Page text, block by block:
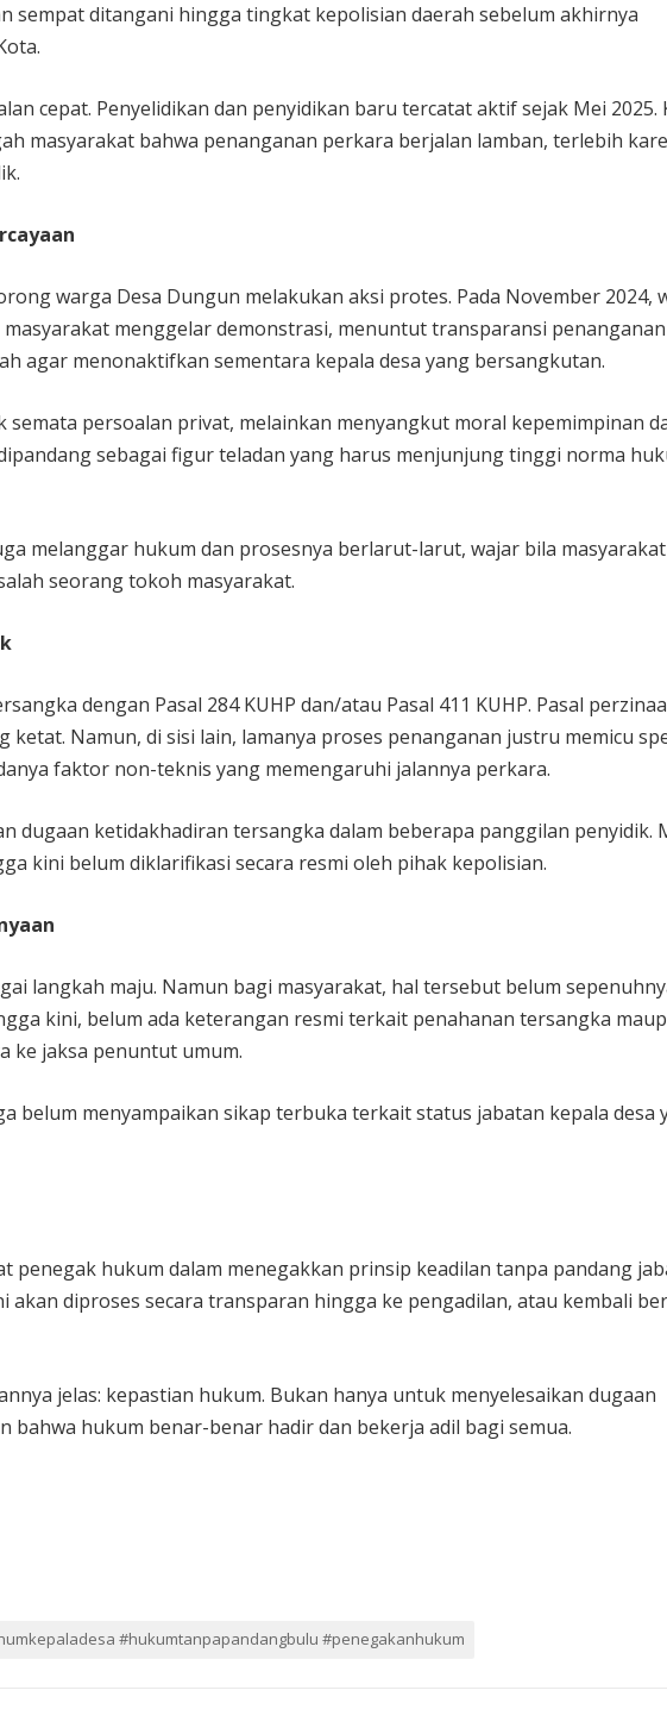
sempat ditangani hingga tingkat kepolisian daerah sebelum akhirnya
cepat. Penyelidikan dan penyidikan baru tercatat aktif sejak Mei 2025.
masyarakat bahwa penanganan perkara berjalan lamban, terlebih
warga Desa Dungun melakukan aksi protes. Pada November 2024,
menggelar demonstrasi, menuntut transparansi
agar menonaktifkan sementara kepala desa yang bersangkutan.
semata persoalan privat, melainkan menyangkut moral kepemimpinan
sebagai figur teladan yang harus menjunjung tinggi norma
melanggar hukum dan prosesnya berlarut-larut, wajar bila masyarakat
seorang tokoh masyarakat.
dengan Pasal 284 KUHP dan/atau Pasal 411 KUHP. Pasal
ketat. Namun, di sisi lain, lamanya proses penanganan justru memicu
faktor non-teknis yang memengaruhi jalannya perkara.
dugaan ketidakhadiran tersangka dalam beberapa panggilan penyidik.
kini belum diklarifikasi secara resmi oleh pihak kepolisian.
langkah maju. Namun bagi masyarakat, hal tersebut belum
kini, belum ada keterangan resmi terkait penahanan tersangka
ke jaksa penuntut umum.
belum menyampaikan sikap terbuka terkait status jabatan kepala desa
penegak hukum dalam menegakkan prinsip keadilan tanpa pandang
akan diproses secara transparan hingga ke pengadilan, atau kembali
jelas: kepastian hukum. Bukan hanya untuk menyelesaikan dugaan
bahwa hukum benar-benar hadir dan bekerja adil bagi semua.
#hukumtanpapandangbulu #penegakanhukum